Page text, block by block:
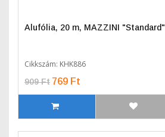
Alufólia, 20 m, MAZZINI "Standard"
Cikkszám: KHK886
909 Ft 769 Ft